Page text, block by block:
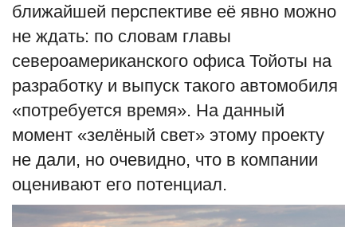
ближайшей перспективе её явно можно
не ждать: по словам главы
североамериканского офиса Тойоты на
разработку и выпуск такого автомобиля
«потребуется время». На данный
момент «зелёный свет» этому проекту
не дали, но очевидно, что в компании
оценивают его потенциал.